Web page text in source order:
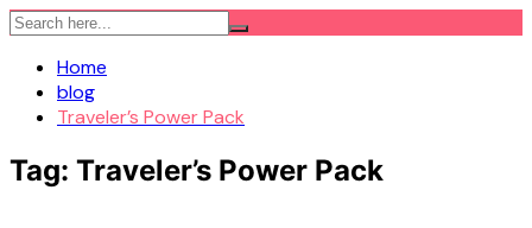
Skip
contentHome
blog
Traveler’s Power Pack
Tag: Traveler’s Power Pack